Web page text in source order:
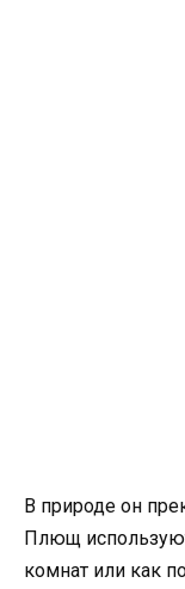
В природе он
Плющ
комнат или как